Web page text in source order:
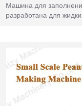
Машина для
разработана для